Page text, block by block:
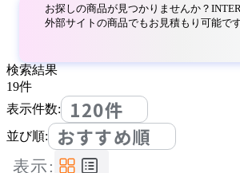
お探しの商品が見つかりませんか？
外部サイトの商品でもお見積もり可能で
検索結果
19件
表示件数:
120件
並び順: おすすめ順
表示: